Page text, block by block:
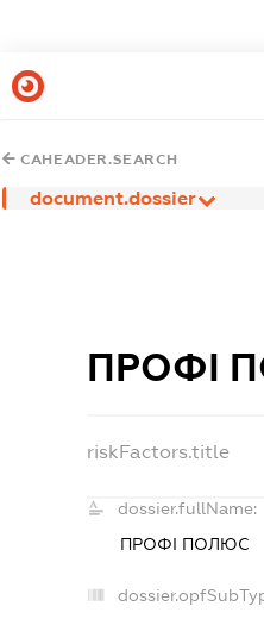
CAHEADER.SEARCH
document.dossier
ПРОФІ
riskFactors.title
dossier.fullName:
ПРОФІ ПОЛЮС